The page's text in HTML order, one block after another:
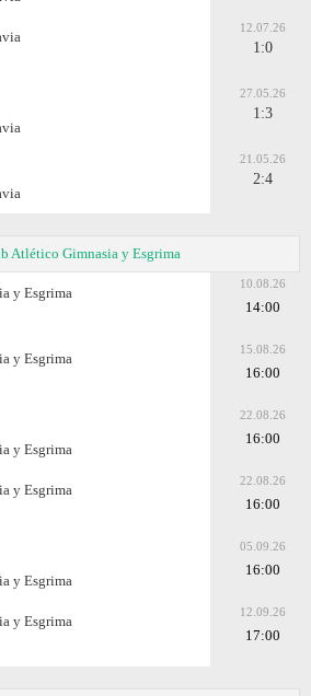
12.07.26
1:0
27.05.26
1:3
21.05.26
2:4
Atlético Gimnasia y Esgrima
y Esgrima
10.08.26
14:00
y Esgrima
15.08.26
16:00
y Esgrima
22.08.26
16:00
y Esgrima
22.08.26
16:00
y Esgrima
05.09.26
16:00
y Esgrima
12.09.26
17:00